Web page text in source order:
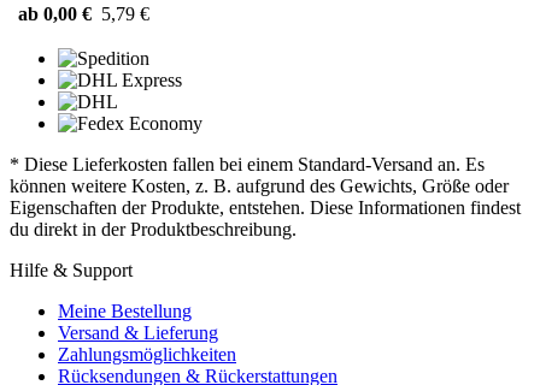
ab 0,00 € 5,79 €
* Diese Lieferkosten fallen bei einem Standard-Versand an. Es
können weitere Kosten, z. B. aufgrund des Gewichts, Größe oder
Eigenschaften der Produkte, entstehen. Diese Informationen findest
du direkt in der Produktbeschreibung.
Hilfe & Support
Meine Bestellung
Versand & Lieferung
Zahlungsmöglichkeiten
Rücksendungen & Rückerstattungen